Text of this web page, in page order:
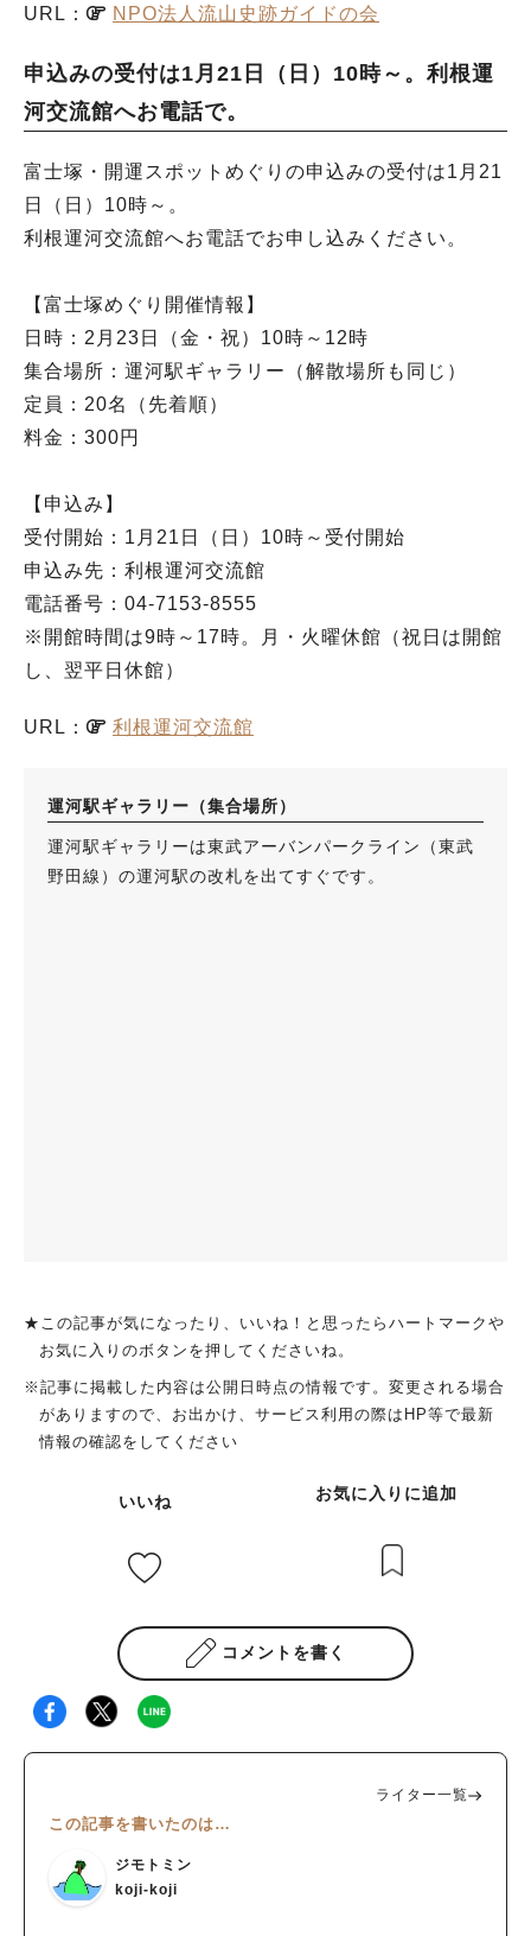
URL： NPO法人流山史跡ガイドの会
申込みの受付は1月21日（日）10時～。利根運
河交流館へお電話で。
富士塚・開運スポットめぐりの申込みの受付は1月21
日（日）10時～。
利根運河交流館へお電話でお申し込みください。
【富士塚めぐり開催情報】
日時：2月23日（金・祝）10時～12時
集合場所：運河駅ギャラリー（解散場所も同じ）
定員：20名（先着順）
料金：300円
【申込み】
受付開始：1月21日（日）10時～受付開始
申込み先：利根運河交流館
電話番号：04-7153-8555
※開館時間は9時～17時。月・火曜休館（祝日は開館
し、翌平日休館）
URL： 利根運河交流館
運河駅ギャラリー（集合場所）
運河駅ギャラリーは東武アーバンパークライン（東武
野田線）の運河駅の改札を出てすぐです。
★この記事が気になったり、いいね！と思ったらハートマークや
お気に入りのボタンを押してくださいね。
※記事に掲載した内容は公開日時点の情報です。変更される場合
がありますので、お出かけ、サービス利用の際はHP等で最新
情報の確認をしてください
いいね お気に入りに追加
コメントを書く
ライター一覧
この記事を書いたのは…
ジモトミン
koji-koji